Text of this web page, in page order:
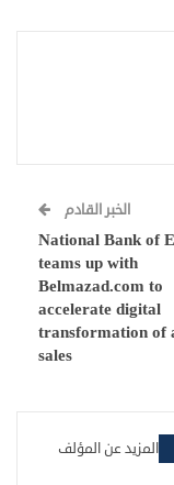
الخبر القادم
National Bank of
teams up with
Belmazad.com to
accelerate digital
transformation of
sales
المزيد عن المؤلف